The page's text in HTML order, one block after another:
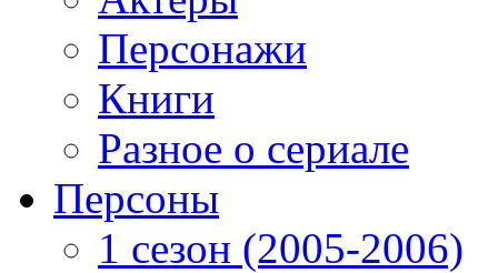
Персонажи
Книги
Разное о сериале
Персоны
1 сезон (2005-2006)